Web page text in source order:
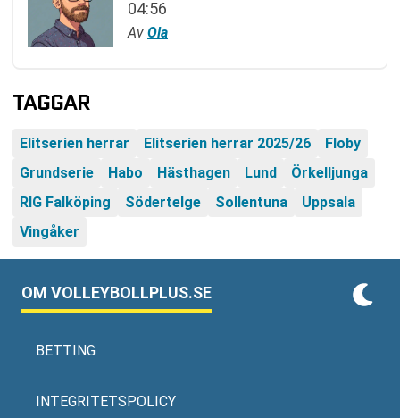
04:56
Av Ola
TAGGAR
Elitserien herrar Elitserien herrar 2025/26
Floby
Grundserie
Habo Hästhagen Lund
Örkelljunga
RIG Falköping
Södertelge Sollentuna
Uppsala
Vingåker
OM VOLLEYBOLLPLUS.SE
BETTING
INTEGRITETSPOLICY